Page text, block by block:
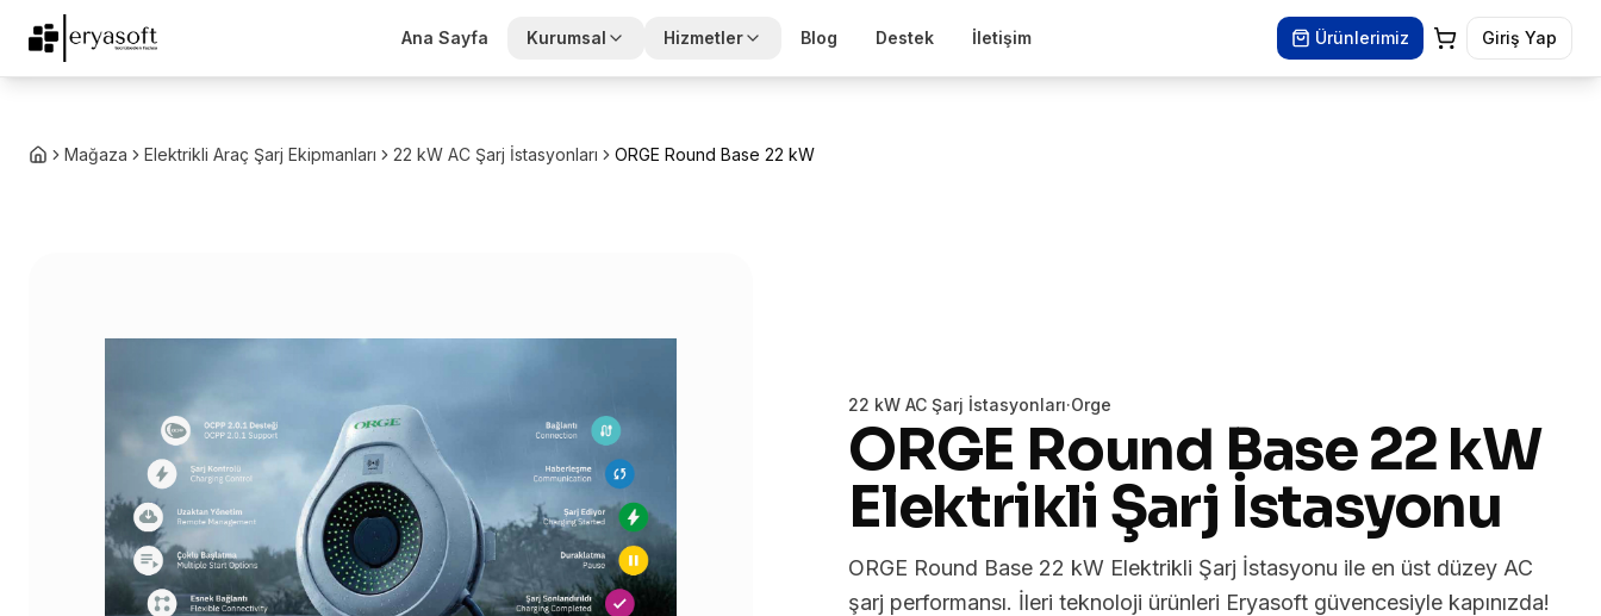
Ana Sayfa Kurumsal Hizmetler Blog Destek İletişim Ürünlerimiz Giriş Yap
Mağaza Elektrikli Araç Şarj Ekipmanları 22 kW AC Şarj İstasyonları ORGE Round Base 22 kW
22 kW AC Şarj İstasyonları·Orge
ORGE Round Base 22 kW
Elektrikli Şarj İstasyonu
ORGE Round Base 22 kW Elektrikli Şarj İstasyonu ile en üst düzey AC
şarj performansı. İleri teknoloji ürünleri Eryasoft güvencesiyle kapınızda!